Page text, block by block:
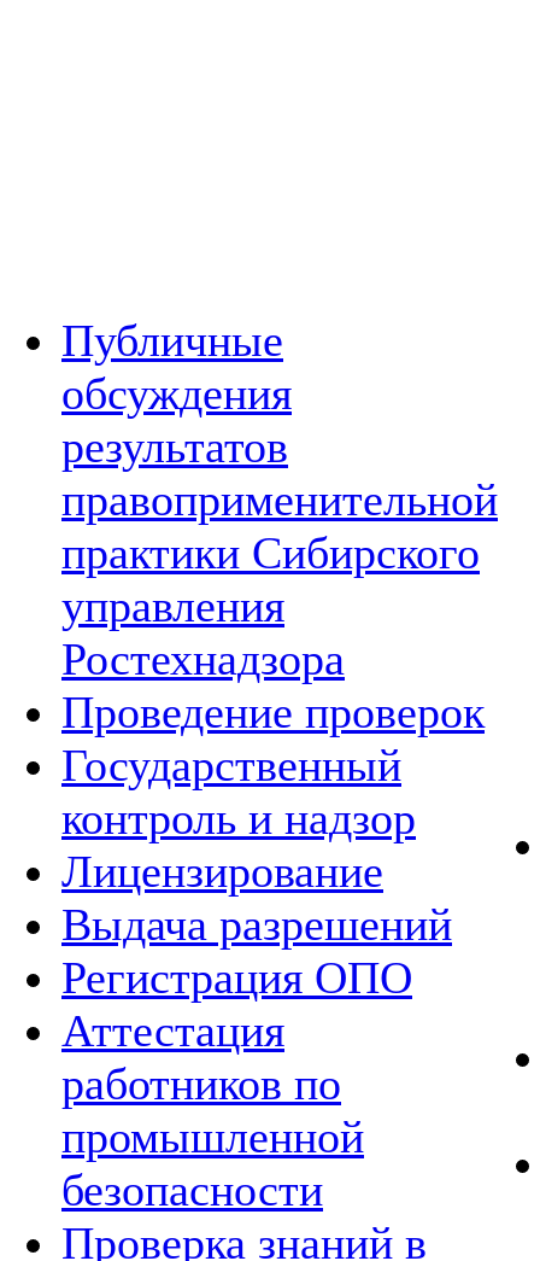
Публичные
обсуждения
результатов
правоприменительной
практики Сибирского
управления
Ростехнадзора
Проведение проверок
Государственный
контроль и надзор
Лицензирование
Выдача разрешений
Регистрация ОПО
Аттестация
работников по
промышленной
безопасности
Проверка знаний в